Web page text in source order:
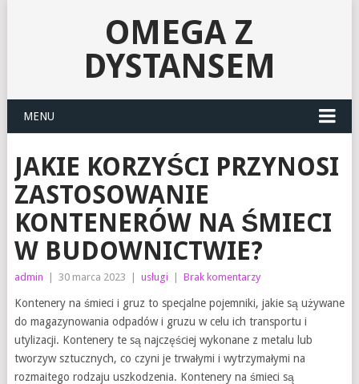
OMEGA Z
DYSTANSEM
MENU
JAKIE KORZYŚCI PRZYNOSI
ZASTOSOWANIE
KONTENERÓW NA ŚMIECI
W BUDOWNICTWIE?
admin 30 marca 2023 usługi Brak komentarzy
Kontenery na śmieci i gruz to specjalne pojemniki, jakie są używane
do magazynowania odpadów i gruzu w celu ich transportu i
utylizacji. Kontenery te są najczęściej wykonane z metalu lub
tworzyw sztucznych, co czyni je trwałymi i wytrzymałymi na
rozmaitego rodzaju uszkodzenia. Kontenery na śmieci są